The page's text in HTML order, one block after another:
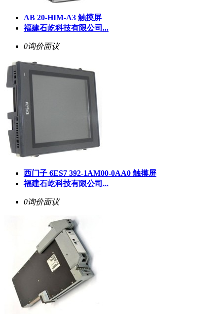
AB 20-HIM-A3 触摸屏
福建石屹科技有限公司...
0询价面议
西门子 6ES7 392-1AM00-0AA0 触摸屏
福建石屹科技有限公司...
0询价面议